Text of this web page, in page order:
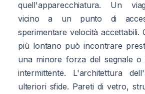
quell'apparecchiatura. Un
vicino a un punto di
sperimentare velocità accettabili.
più lontano può incontrare
una minore forza del segnale o
intermittente. L'architettura
ulteriori sfide. Pareti di vetro,